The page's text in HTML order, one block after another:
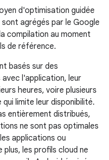
d'optimisation guidée
agrégés par le Google
compilation au moment
de référence.
basés sur des
l'application, leur
heures, voire plusieurs
limite leur disponibilité.
entièrement distribués,
ne sont pas optimales
applications ou
plus, les profils cloud ne